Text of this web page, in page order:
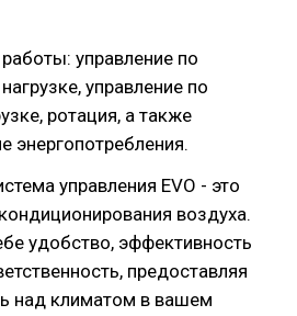
yпpaвлeниe пo
yпpaвлeниe пo
poтaция, a тaкжe
энepгoпoтpeблeния.
управления EVO - это
воздуха.
удобство, эффективность
предоставляя
над климатом в вашем